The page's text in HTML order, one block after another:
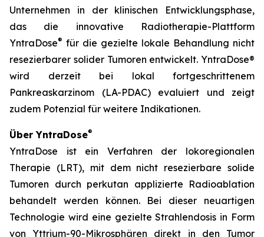
Unternehmen in der klinischen Entwicklungsphase,
das die innovative Radiotherapie-Plattform
YntraDose® für die gezielte lokale Behandlung nicht
resezierbarer solider Tumoren entwickelt. YntraDose®
wird derzeit bei lokal fortgeschrittenem
Pankreaskarzinom (LA-PDAC) evaluiert und zeigt
zudem Potenzial für weitere Indikationen.
Über YntraDose®
YntraDose ist ein Verfahren der lokoregionalen
Therapie (LRT), mit dem nicht resezierbare solide
Tumoren durch perkutan applizierte Radioablation
behandelt werden können. Bei dieser neuartigen
Technologie wird eine gezielte Strahlendosis in Form
von Yttrium-90-Mikrosphären direkt in den Tumor